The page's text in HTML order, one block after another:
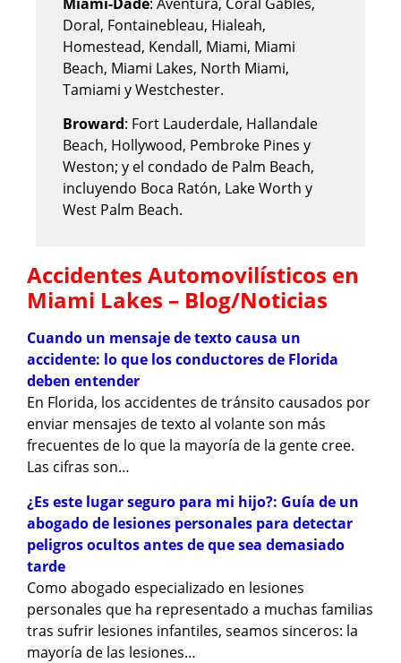
Doral, Fontainebleau, Hialeah,
Homestead, Kendall, Miami, Miami
Beach, Miami Lakes, North Miami,
Tamiami y Westchester.
Broward: Fort Lauderdale, Hallandale
Beach, Hollywood, Pembroke Pines y
Weston; y el condado de Palm Beach,
incluyendo Boca Ratón, Lake Worth y
West Palm Beach.
Accidentes Automovilísticos en
Miami Lakes – Blog/Noticias
Cuando un mensaje de texto causa un
accidente: lo que los conductores de Florida
deben entender
En Florida, los accidentes de tránsito causados por
enviar mensajes de texto al volante son más
frecuentes de lo que la mayoría de la gente cree.
Las cifras son…
¿Es este lugar seguro para mi hijo?: Guía de un
abogado de lesiones personales para detectar
peligros ocultos antes de que sea demasiado
tarde
Como abogado especializado en lesiones
personales que ha representado a muchas familias
tras sufrir lesiones infantiles, seamos sinceros: la
mayoría de las lesiones…